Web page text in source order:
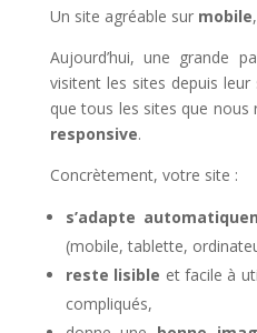
Un site agréable sur mobile,
Aujourd’hui, une grande
visitent les sites depuis leur
que tous les sites que
responsive.
Concrètement, votre site :
s’adapte
(mobile, tablette,
reste lisible et facile à
compliqués,